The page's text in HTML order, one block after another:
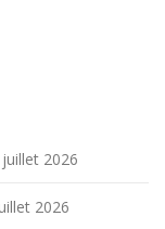
2026
2026